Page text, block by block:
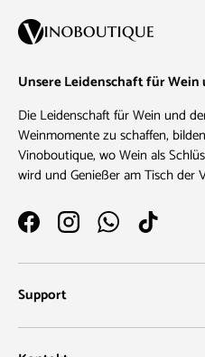
Unsere Leidenschaft für
Die Leidenschaft für Wein und
Weinmomente zu schaffen,
Vinoboutique, wo Wein als
wird und Genießer am Tisch der
FacebookInstagramWhatsAppTikTok
Support